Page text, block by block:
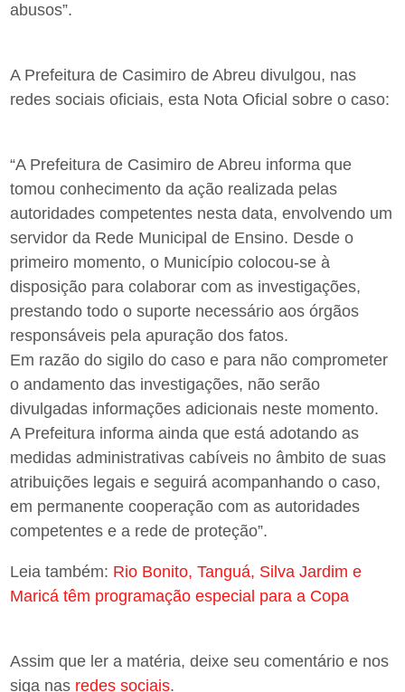
abusos”.
A Prefeitura de Casimiro de Abreu divulgou, nas
redes sociais oficiais, esta Nota Oficial sobre o caso:
“A Prefeitura de Casimiro de Abreu informa que
tomou conhecimento da ação realizada pelas
autoridades competentes nesta data, envolvendo um
servidor da Rede Municipal de Ensino. Desde o
primeiro momento, o Município colocou-se à
disposição para colaborar com as investigações,
prestando todo o suporte necessário aos órgãos
responsáveis pela apuração dos fatos.
Em razão do sigilo do caso e para não comprometer
o andamento das investigações, não serão
divulgadas informações adicionais neste momento.
A Prefeitura informa ainda que está adotando as
medidas administrativas cabíveis no âmbito de suas
atribuições legais e seguirá acompanhando o caso,
em permanente cooperação com as autoridades
competentes e a rede de proteção”.
Leia também: Rio Bonito, Tanguá, Silva Jardim e
Maricá têm programação especial para a Copa
Assim que ler a matéria, deixe seu comentário e nos
siga nas redes sociais.